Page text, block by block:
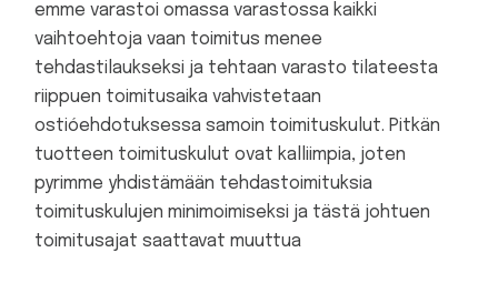
emme varastoi omassa varastossa kaikki
vaihtoehtoja vaan toimitus menee
tehdastilaukseksi ja tehtaan varasto tilateesta
riippuen toimitusaika vahvistetaan
ostióehdotuksessa samoin toimituskulut. Pitkän
tuotteen toimituskulut ovat kalliimpia, joten
pyrimme yhdistämään tehdastoimituksia
toimituskulujen minimoimiseksi ja tästä johtuen
toimitusajat saattavat muuttua